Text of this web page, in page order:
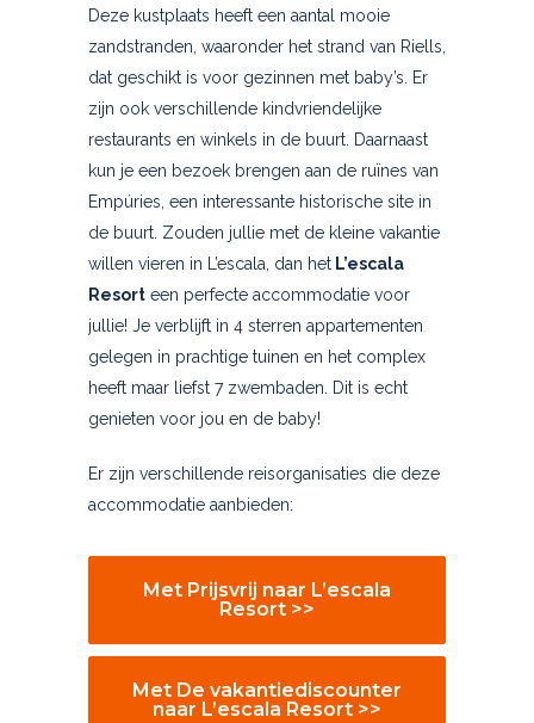
Deze kustplaats heeft een aantal mooie
zandstranden, waaronder het strand van Riells,
dat geschikt is voor gezinnen met baby’s. Er
zijn ook verschillende kindvriendelijke
restaurants en winkels in de buurt. Daarnaast
kun je een bezoek brengen aan de ruïnes van
Empúries, een interessante historische site in
de buurt. Zouden jullie met de kleine vakantie
willen vieren in L’escala, dan het L’escala
Resort een perfecte accommodatie voor
jullie! Je verblijft in 4 sterren appartementen
gelegen in prachtige tuinen en het complex
heeft maar liefst 7 zwembaden. Dit is echt
genieten voor jou en de baby!
Er zijn verschillende reisorganisaties die deze
accommodatie aanbieden:
Met Prijsvrij naar L’escala
Resort >>
Met De vakantiediscounter
naar L’escala Resort >>